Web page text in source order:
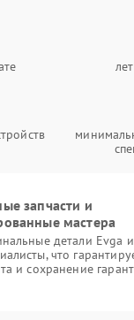
запчасти и
мастера
детали Evga
что
и сохранение